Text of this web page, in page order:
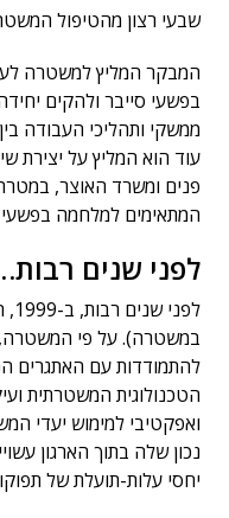
שבעי רצון מהטיפול
המבקר המליץ למשטרה
בפשעי סייבר ולהקים
ממשקי ותהליכי העבודה
עוד הוא המליץ על יצירת
פנים ומשרד האוצר,
המתאימים למלחמה בפשעי
לפני שנים רבות…
במשטרה). על פי המשטרה,
להתמודדות עם האתגרים
הטכנולוגית המשטרתית
ואפקטיבי למימוש יעדי
נכון שלה בתוך הארגון
יחסי עלות-תועלת של